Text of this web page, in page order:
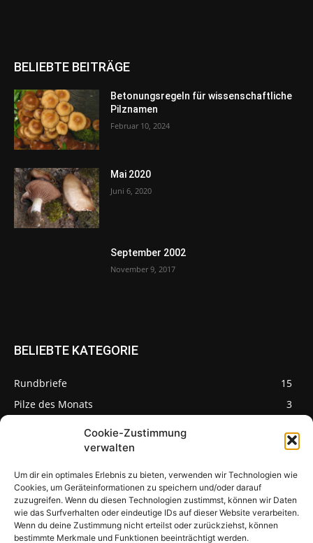
Cookie-Zustimmung
verwalten
Um dir ein optimales Erlebnis zu bieten, verwenden wir Technologien wie
Cookies, um Geräteinformationen zu speichern und/oder darauf
zuzugreifen. Wenn du diesen Technologien zustimmst, können wir Daten
wie das Surfverhalten oder eindeutige IDs auf dieser Website verarbeiten.
Wenn du deine Zustimmung nicht erteilst oder zurückziehst, können
bestimmte Merkmale und Funktionen beeinträchtigt werden.
BELIEBTE BEITRÄGE
Betonungsregeln für wissenschaftliche
Pilznamen
Februar 10, 2024
Mai 2020
Juni 6, 2020
September 2002
November 9, 2017
BELIEBTE KATEGORIE
Rundbriefe
15
Pilze des Monats
3
Pilzseite
Seltene Pilze aus
Mainfranken und
Deutschland